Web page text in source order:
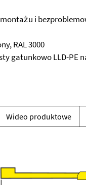
i
RAL 3000
gatunkowo LLD-PE
Wideo produktowe